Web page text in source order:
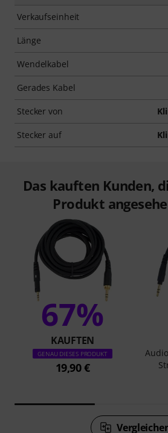
Verkaufseinheit
Länge
Wendelkabel
Gerades Kabel
Stecker von
Stecker auf
Das kauften Kunden,
Produkt
67%
KAUFTEN
GENAU DIESES PRODUKT
19,90 €